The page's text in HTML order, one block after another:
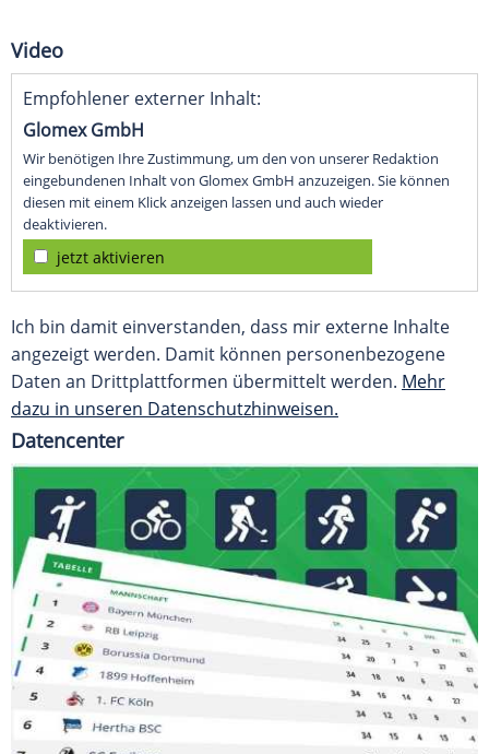
Video
Empfohlener externer Inhalt:
Glomex GmbH
Wir benötigen Ihre Zustimmung, um den von unserer Redaktion
eingebundenen Inhalt von Glomex GmbH anzuzeigen. Sie können
diesen mit einem Klick anzeigen lassen und auch wieder
deaktivieren.
jetzt aktivieren
Ich bin damit einverstanden, dass mir externe Inhalte
angezeigt werden. Damit können personenbezogene
Daten an Drittplattformen übermittelt werden. Mehr
dazu in unseren Datenschutzhinweisen.
Datencenter